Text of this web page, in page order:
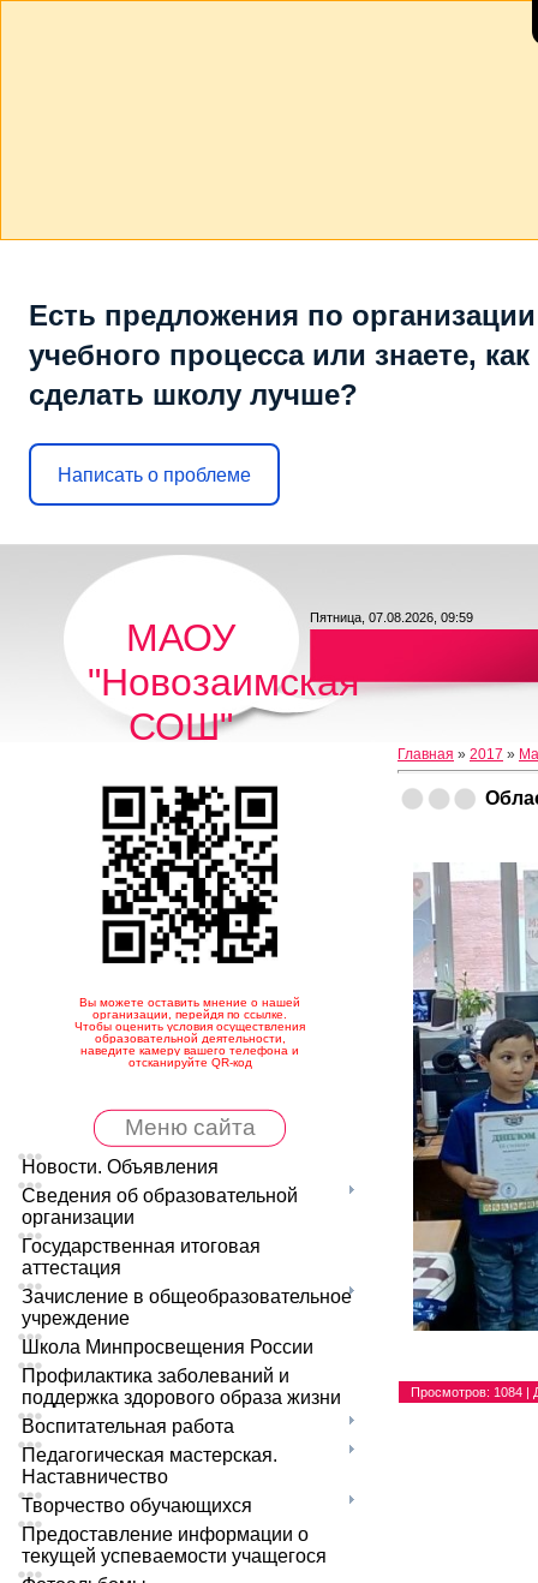
Есть предложения по организации
учебного процесса или знаете, как
сделать школу лучше?
Написать о проблеме
МАОУ
"Новозаимская
СОШ"
Пятница, 07.08.2026, 09:59
Вы можете оставить мнение о нашей
организации, перейдя по ссылке.
Чтобы оценить условия осуществления
образовательной деятельности,
наведите камеру вашего телефона и
отсканируйте QR-код
Меню сайта
Новости. Объявления
Сведения об образовательной
организации
Государственная итоговая
аттестация
Зачисление в общеобразовательное
учреждение
Школа Минпросвещения России
Профилактика заболеваний и
поддержка здорового образа жизни
Воспитательная работа
Педагогическая мастерская.
Наставничество
Творчество обучающихся
Предоставление информации о
текущей успеваемости учащегося
Главная » 2017 »
Просмотров: 1084 |